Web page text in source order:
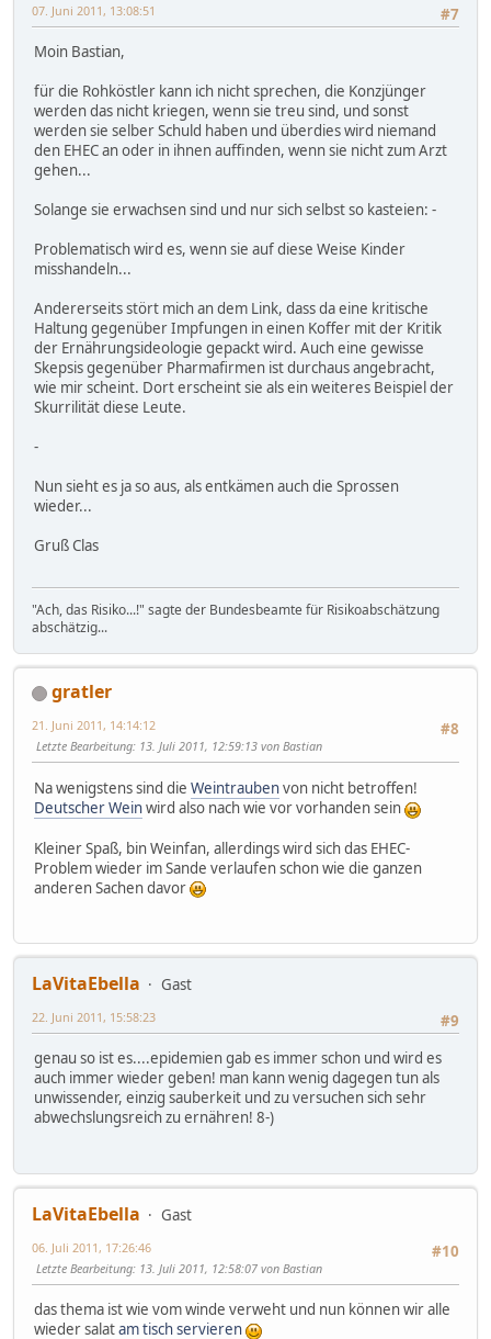
#7
07. Juni 2011, 13:08:51
Moin Bastian,
für die Rohköstler kann ich nicht sprechen, die Konzjünger
werden das nicht kriegen, wenn sie treu sind, und sonst
werden sie selber Schuld haben und überdies wird niemand
den EHEC an oder in ihnen auffinden, wenn sie nicht zum Arzt
gehen...
Solange sie erwachsen sind und nur sich selbst so kasteien: -
Problematisch wird es, wenn sie auf diese Weise Kinder
misshandeln...
Andererseits stört mich an dem Link, dass da eine kritische
Haltung gegenüber Impfungen in einen Koffer mit der Kritik
der Ernährungsideologie gepackt wird. Auch eine gewisse
Skepsis gegenüber Pharmafirmen ist durchaus angebracht,
wie mir scheint. Dort erscheint sie als ein weiteres Beispiel der
Skurrilität diese Leute.
-
Nun sieht es ja so aus, als entkämen auch die Sprossen
wieder...
Gruß Clas
"Ach, das Risiko...!" sagte der Bundesbeamte für Risikoabschätzung
abschätzig...
gratler
#8
21. Juni 2011, 14:14:12
Letzte Bearbeitung: 13. Juli 2011, 12:59:13 von Bastian
Na wenigstens sind die Weintraubenvon nicht betroffen!
Deutscher Weinwird also nach wie vor vorhanden sein
Kleiner Spaß, bin Weinfan, allerdings wird sich das EHEC-
Problem wieder im Sande verlaufen schon wie die ganzen
anderen Sachen davor
LaVitaEbella
Gast
#9
22. Juni 2011, 15:58:23
genau so ist es....epidemien gab es immer schon und wird es
auch immer wieder geben! man kann wenig dagegen tun als
unwissender, einzig sauberkeit und zu versuchen sich sehr
abwechslungsreich zu ernähren! 8-)
LaVitaEbella
Gast
#10
06. Juli 2011, 17:26:46
Letzte Bearbeitung: 13. Juli 2011, 12:58:07 von Bastian
das thema ist wie vom winde verweht und nun können wir alle
wieder salatam tisch servieren